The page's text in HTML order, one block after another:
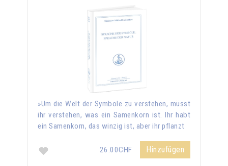
»Um die Welt der Symbole zu verstehen, müsst
ihr verstehen, was ein Samenkorn ist. Ihr habt
ein Samenkorn, das winzig ist, aber ihr pflanzt
26.00CHF Hinzufügen